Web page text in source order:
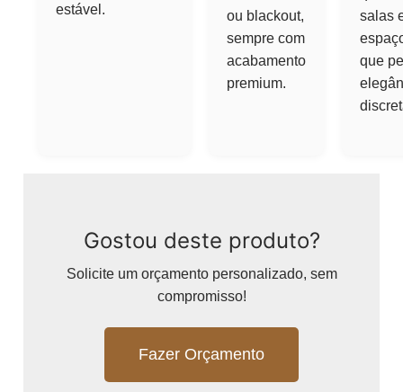
estável.
ou blackout,
sempre com
acabamento
premium.
salas
que
Gostou deste produto?
Solicite um orçamento personalizado, sem
compromisso!
Fazer Orçamento